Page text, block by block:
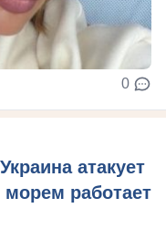
0
атакует
работает